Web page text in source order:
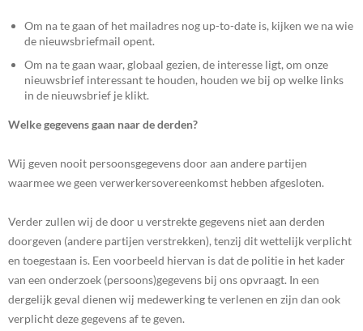
Om na te gaan of het mailadres nog up-to-date is, kijken we na wie
de nieuwsbriefmail opent.
Om na te gaan waar, globaal gezien, de interesse ligt, om onze
nieuwsbrief interessant te houden, houden we bij op welke links
in de nieuwsbrief je klikt.
Welke gegevens gaan naar de derden?
Wij geven nooit persoonsgegevens door aan andere partijen
waarmee we geen verwerkersovereenkomst hebben afgesloten.
Verder zullen wij de door u verstrekte gegevens niet aan derden
doorgeven (andere partijen verstrekken), tenzij dit wettelijk verplicht
en toegestaan is. Een voorbeeld hiervan is dat de politie in het kader
van een onderzoek (persoons)gegevens bij ons opvraagt. In een
dergelijk geval dienen wij medewerking te verlenen en zijn dan ook
verplicht deze gegevens af te geven.